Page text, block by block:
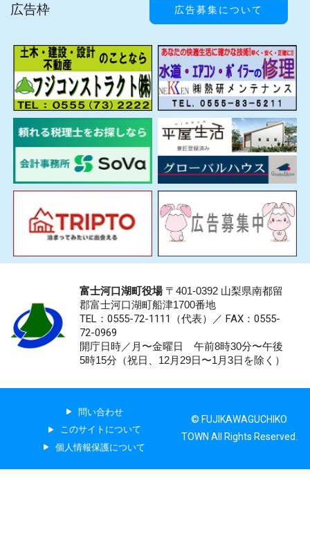
広告枠 広告募集について
富士河口湖町役場〒401-0392 山梨県南都留
郡富士河口湖町船津1700番地
TEL：0555-72-1111 （代表）／ FAX：0555-
72-0969
開庁日時／月〜金曜日 午前8時30分〜午後
5時15分（祝日、12月29日〜1月3日を除く）
問い合わせ
このサイトについて
個人情報保護について
© FUJIKAWAGUCHIKO
TOWN All Rights Reserved.